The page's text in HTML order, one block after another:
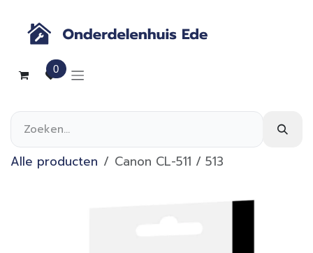
0
Alle producten Canon CL-511 / 513